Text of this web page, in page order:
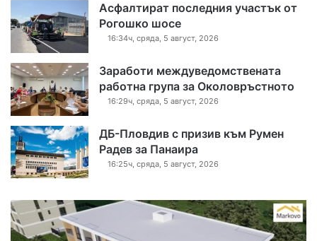
Асфалтират последния участък от
Рогошко шосе
16:34ч, сряда, 5 август, 2026
Заработи междуведомствената
работна група за Околовръстното
16:29ч, сряда, 5 август, 2026
ДБ-Пловдив с призив към Румен
Радев за Панаира
16:25ч, сряда, 5 август, 2026